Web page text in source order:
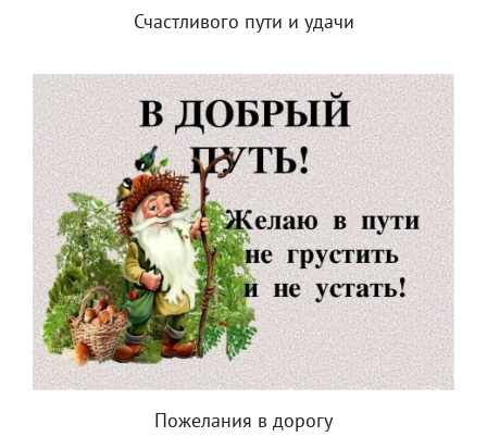
Счастливого пути и удачи
Пожелания в дорогу